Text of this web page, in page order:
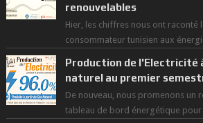
renouvelables
Hier, les chiffres nous ont raconté
consommateur tunisien aux
Production de l'Electricité
naturel au premier
De nouveau, nous promenons un
tableau de bord énergétique pour